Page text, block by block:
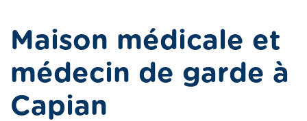
Maison médicale et
médecin de garde à
Capian